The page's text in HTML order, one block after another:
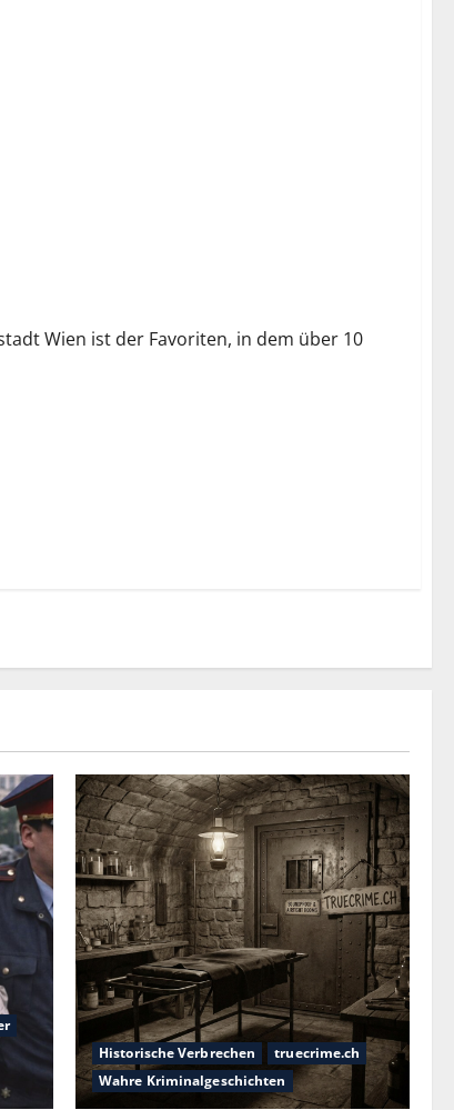
Wien ist der Favoriten, in dem über 10
Historische Verbrechen
truecrime.ch
Wahre Kriminalgeschichten